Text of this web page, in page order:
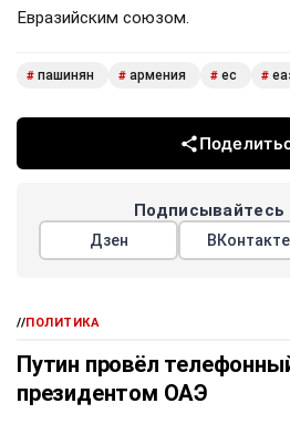
Евразийским союзом.
# пашинян # армения # ес #
Подписывайтесь
Дзен ВКонтакте
//ПОЛИТИКА
Путин провёл
президентом ОАЭ